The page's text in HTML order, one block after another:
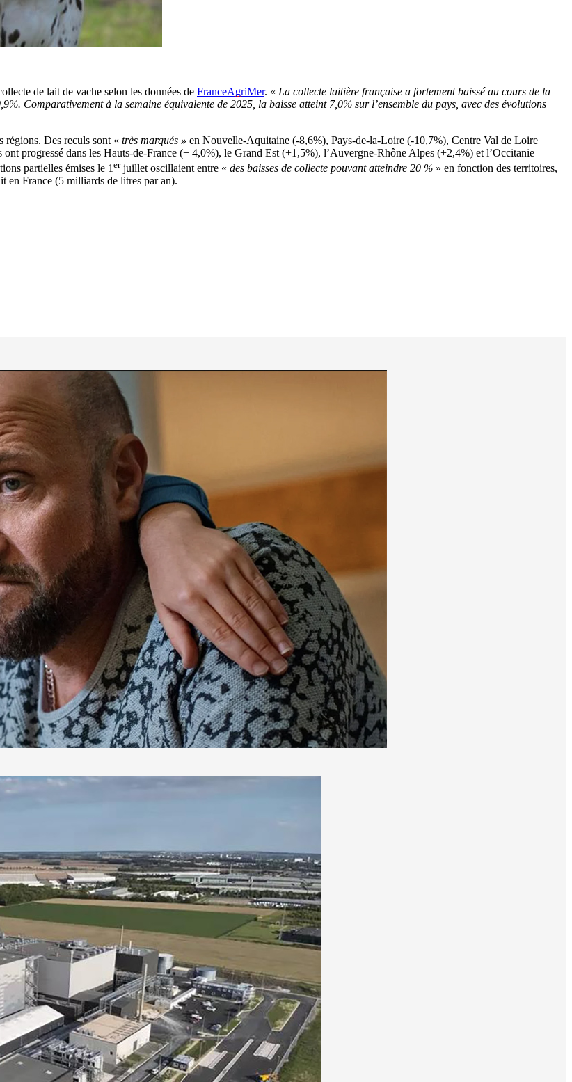
de lait de vache selon les données de FranceAgriMer. « La collecte laitière française a fortement baissé au cours de la
Comparativement à la semaine équivalente de 2025, la baisse atteint 7,0% sur l’ensemble du pays, avec des évolutions
régions. Des reculs sont « très marqués » en Nouvelle-Aquitaine (-8,6%), Pays-de-la-Loire (-10,7%), Centre Val de Loire
progressé dans les Hauts-de-France (+ 4,0%), le Grand Est (+1,5%), l’Auvergne-Rhône Alpes (+2,4%) et l’Occitanie
partielles émises le 1 erjuillet oscillaient entre « des baisses de collecte pouvant atteindre 20 % » en fonction des territoires,
en France (5 milliards de litres par an).